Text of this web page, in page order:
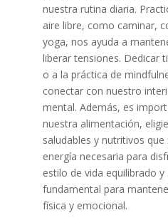
nuestra rutina diaria.
aire libre, como caminar,
yoga, nos ayuda a
liberar tensiones. Dedicar
o a la práctica de
conectar con nuestro
mental. Además, es
nuestra alimentación,
saludables y nutritivos
energía necesaria para
estilo de vida equilibrado y
fundamental para
física y emocional.